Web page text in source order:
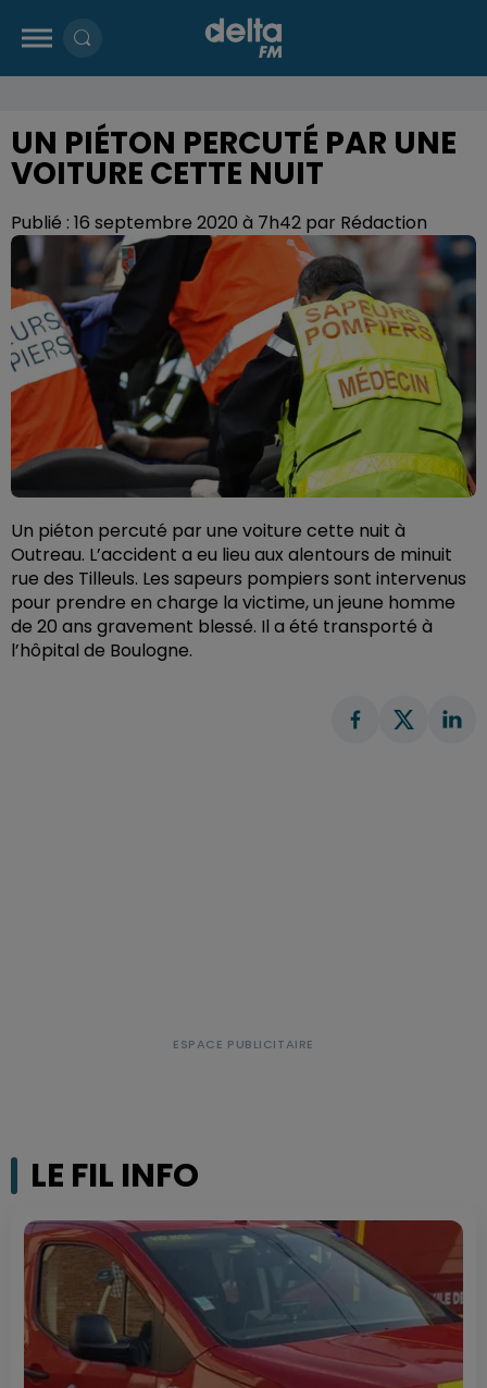
UN PIÉTON PERCUTÉ PAR UNE
VOITURE CETTE NUIT
Publié : 16 septembre 2020 à 7h42 par Rédaction
Un piéton percuté par une voiture cette nuit à
Outreau. L’accident a eu lieu aux alentours de minuit
rue des Tilleuls. Les sapeurs pompiers sont intervenus
pour prendre en charge la victime, un jeune homme
de 20 ans gravement blessé. Il a été transporté à
l’hôpital de Boulogne.
LE FIL INFO